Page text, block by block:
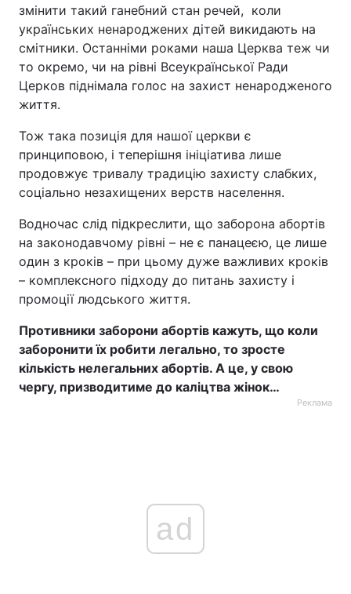
змінити такий ганебний стан речей, коли
українських ненароджених дітей викидають на
смітники. Останніми роками наша Церква теж чи
то окремо, чи на рівні Всеукраїнської Ради
Церков піднімала голос на захист ненародженого
життя.
Тож така позиція для нашої церкви є
принциповою, і теперішня ініціатива лише
продовжує тривалу традицію захисту слабких,
соціально незахищених верств населення.
Водночас слід підкреслити, що заборона абортів
на законодавчому рівні – не є панацеєю, це лише
один з кроків – при цьому дуже важливих кроків
– комплексного підходу до питань захисту і
промоції людського життя.
Противники заборони абортів кажуть, що коли
заборонити їх робити легально, то зросте
кількість нелегальних абортів. А це, у свою
чергу, призводитиме до каліцтва жінок…
Реклама
ad